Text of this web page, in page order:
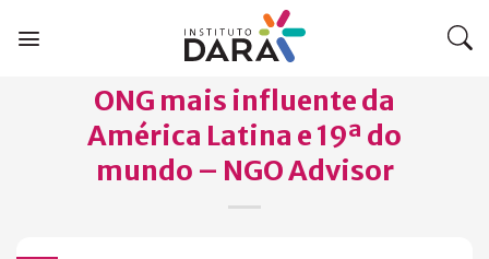
ONG mais influente da
América Latina e 19ª do
mundo – NGO Advisor